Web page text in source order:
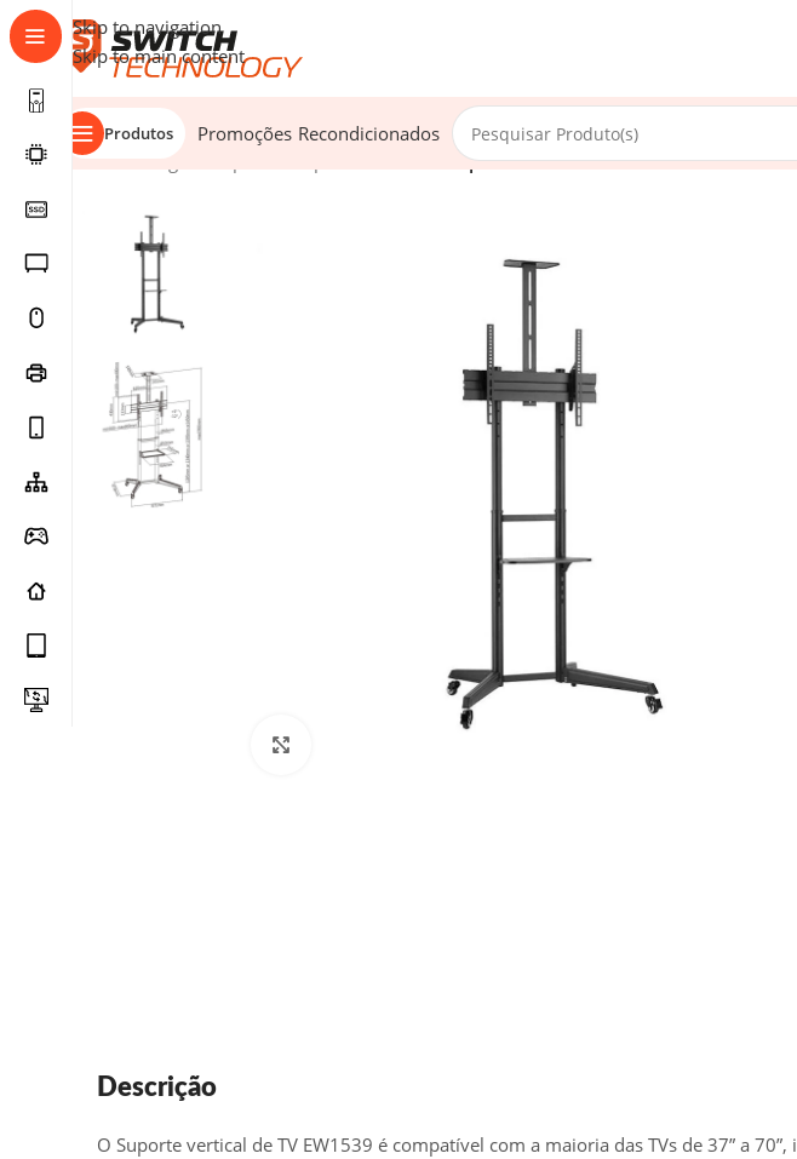
Skip to navigation
Skip to main content
Produtos Promoções Recondicionados
Início Suporte Móvel de Chão Ewent EW1539
Descrição
O Suporte vertical de TV EW1539 é compatível com a maioria das TVs de 37” a